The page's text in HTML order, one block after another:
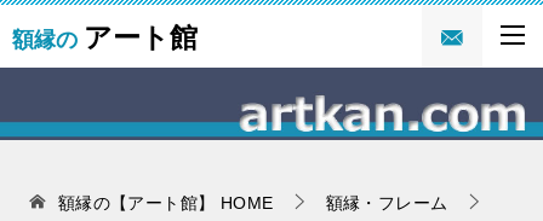
額縁の アート館
額縁の【アート館】 HOME
額縁・フレーム